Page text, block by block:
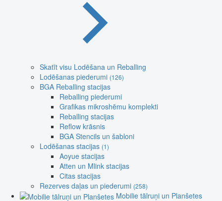
Skatīt visu Lodēšana un Reballing
Lodēšanas piederumi (126)
BGA Reballing stacijas
Reballing piederumi
Grafikas mikroshēmu komplekti
Reballing stacijas
Reflow krāsnis
BGA Stencils un šabloni
Lodēšanas stacijas (1)
Aoyue stacijas
Atten un Mlink stacijas
Citas stacijas
Rezerves daļas un piederumi (258)
Mobilie tālruņi un Planšetes